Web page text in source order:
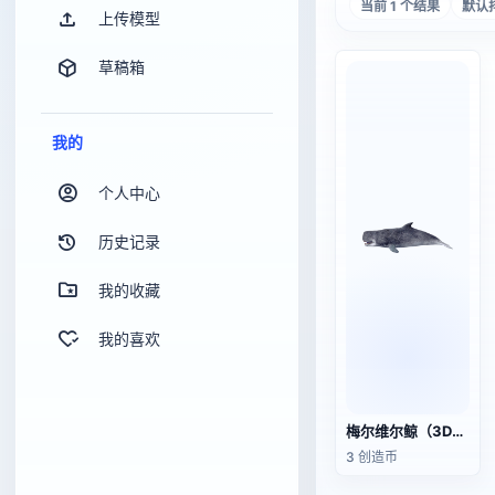
上传模型
草稿箱
我的
个人中心
历史记录
我的收藏
我的喜欢
当前 1 个结果 默认
梅尔维尔鲸（3D动画模型）
3 创造币